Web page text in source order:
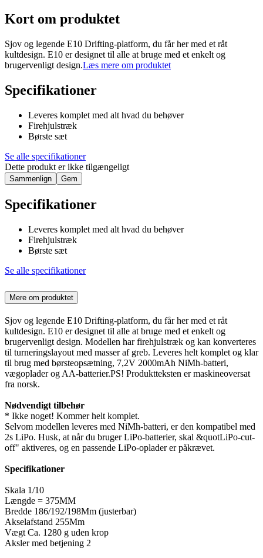
Kort om produktet
Sjov og legende E10 Drifting-platform, du får her med et råt
kultdesign. E10 er designet til alle at bruge med et enkelt og
brugervenligt design.Læs mere om produktet
Specifikationer
Leveres komplet med alt hvad du behøver
Firehjulstræk
Børste sæt
Se alle specifikationer
Dette produkt er ikke tilgængeligt
Sammenlign Gem
Specifikationer
Leveres komplet med alt hvad du behøver
Firehjulstræk
Børste sæt
Se alle specifikationer
Mere om produktet
Sjov og legende E10 Drifting-platform, du får her med et råt
kultdesign. E10 er designet til alle at bruge med et enkelt og
brugervenligt design. Modellen har firehjulstræk og kan konverteres
til turneringslayout med masser af greb. Leveres helt komplet og klar
til brug med børsteopsætning, 7,2V 2000mAh NiMh-batteri,
vægoplader og AA-batterier.PS! Produktteksten er maskineoversat
fra norsk.
Nødvendigt tilbehør
* Ikke noget! Kommer helt komplet.
Selvom modellen leveres med NiMh-batteri, er den kompatibel med
2s LiPo. Husk, at når du bruger LiPo-batterier, skal &quotLiPo-cut-
off" aktiveres, og en passende LiPo-oplader er påkrævet.
Specifikationer
Skala 1/10
Længde = 375MM
Bredde 186/192/198Mm (justerbar)
Akselafstand 255Mm
Vægt Ca. 1280 g uden krop
Aksler med betjening 2